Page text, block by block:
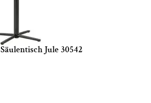
Säulentisch Jule 30542